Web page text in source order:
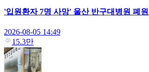
'입원환자 7명 사망' 울산 반구대병원 폐
2026-08-05 14:49
15.3만